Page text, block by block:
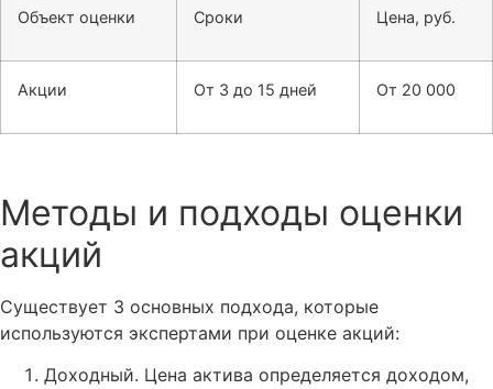
Объект оценки Сроки Цена, руб.
Акции От 3 до 15 дней От 20 000
Методы и подходы оценки
акций
Существует 3 основных подхода, которые
используются экспертами при оценке акций:
Доходный. Цена актива определяется доходом,